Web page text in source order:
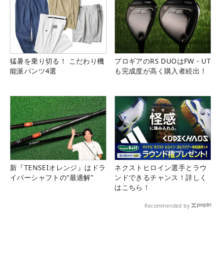
猛暑を乗り切る！ こだわり機
能派パンツ4選
プロギアのRS DUOはFW・UT
も完成度が高く購入者続出！
新『TENSEIオレンジ』はドラ
イバーシャフトの“最適解”
ネクストヒロイン選手とラウ
ンドできるチャンス！詳しく
はこちら！
Recommended by